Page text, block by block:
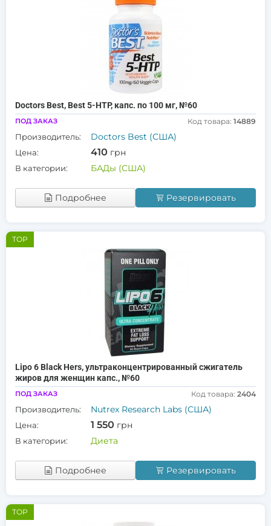
Doctors Best, Best 5-HTP, капс. по 100 мг, №60
ПОД ЗАКАЗ Код товара: 14889
Производитель: Doctors Best (США)
Цена: 410 грн
В категории: БАДы (США)
Подробнее Резервировать
TOP
Lipo 6 Black Hers, ультраконцентрированный сжигатель
жиров для женщин капс., №60
ПОД ЗАКАЗ Код товара: 2404
Производитель: Nutrex Research Labs (США)
Цена: 1 550 грн
В категории: Диета
Подробнее Резервировать
TOP